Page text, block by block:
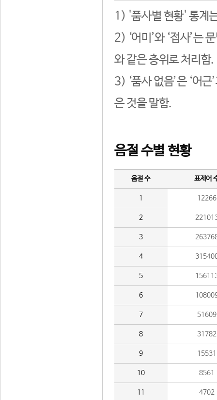
1) '품사별 현황' 통계
2) ‘어미’와 ‘접사’는
와 같은 층위로 처리함.
3) ‘품사 없음’은 ‘어
은 것을 말함.
음절 수별 현황
음절 수 표제어
1 12266
2
3
4
5
6
7 51609
8 31782
9 15531
10 8561
11 4702